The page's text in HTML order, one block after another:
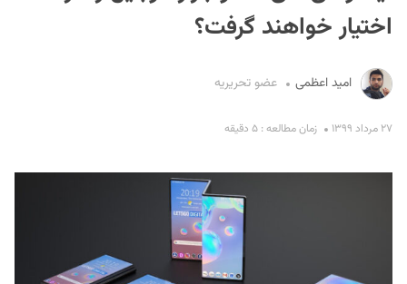
اختیار خواهند گرفت؟
امید اعظمی عضو تحریریه
۲۷ مرداد ۱۳۹۹ زمان مطالعه : ۵ دقیقه